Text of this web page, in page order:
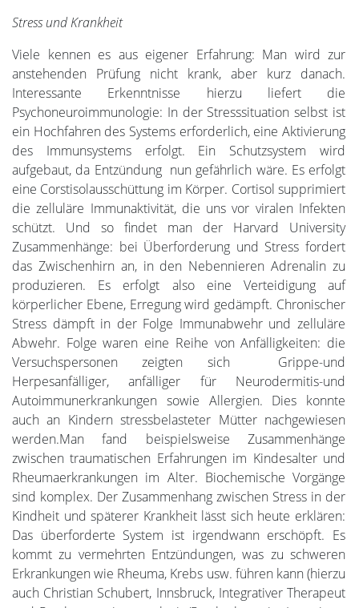
Stress und Krankheit
Viele kennen es aus eigener Erfahrung: Man wird zur
anstehenden Prüfung nicht krank, aber kurz danach.
Interessante Erkenntnisse hierzu liefert die
Psychoneuroimmunologie: In der Stresssituation selbst ist
ein Hochfahren des Systems erforderlich, eine Aktivierung
des Immunsystems erfolgt. Ein Schutzsystem wird
aufgebaut, da Entzündung nun gefährlich wäre. Es erfolgt
eine Corstisolausschüttung im Körper. Cortisol supprimiert
die zelluläre Immunaktivität, die uns vor viralen Infekten
schützt. Und so findet man der Harvard University
Zusammenhänge: bei Überforderung und Stress fordert
das Zwischenhirn an, in den Nebennieren Adrenalin zu
produzieren. Es erfolgt also eine Verteidigung auf
körperlicher Ebene, Erregung wird gedämpft. Chronischer
Stress dämpft in der Folge Immunabwehr und zelluläre
Abwehr. Folge waren eine Reihe von Anfälligkeiten: die
Versuchspersonen zeigten sich Grippe-und
Herpesanfälliger, anfälliger für Neurodermitis-und
Autoimmunerkrankungen sowie Allergien. Dies konnte
auch an Kindern stressbelasteter Mütter nachgewiesen
werden.Man fand beispielsweise Zusammenhänge
zwischen traumatischen Erfahrungen im Kindesalter und
Rheumaerkrankungen im Alter. Biochemische Vorgänge
sind komplex. Der Zusammenhang zwischen Stress in der
Kindheit und späterer Krankheit lässt sich heute erklären:
Das überforderte System ist irgendwann erschöpft. Es
kommt zu vermehrten Entzündungen, was zu schweren
Erkrankungen wie Rheuma, Krebs usw. führen kann (hierzu
auch Christian Schubert, Innsbruck, Integrativer Therapeut